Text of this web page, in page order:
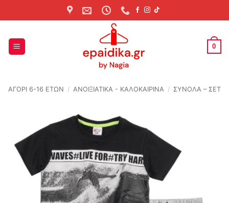
to
0
ΑΓΟΡΙ 6-16 ΕΤΩΝ / ΑΝΟΙΞΙΆΤΙΚΑ - ΚΑΛΟΚΑΙΡΙΝΆ / ΣΥΝΟΛΑ – ΣΕΤ